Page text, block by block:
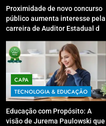
Proximidade de novo concurso
público aumenta interesse pela
carreira de Auditor Estadual de
Youtube irá sanar dúvidas
CAPA
TECNOLOGIA & EDUCAÇÃO
Educação com Propósito: A
visão de Jurema Paulowski que